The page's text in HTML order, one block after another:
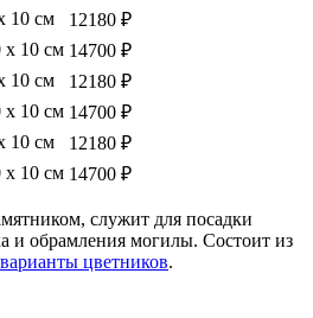
10 см
12180 ₽
х 10 см 14700 ₽
10 см
12180 ₽
х 10 см 14700 ₽
10 см
12180 ₽
х 10 см 14700 ₽
служит для посадки
и обрамления могилы. Состоит из
цветников.